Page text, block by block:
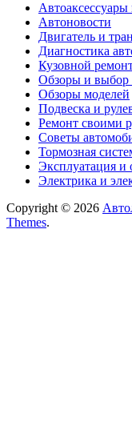
Автоновости
Двигатель и
Диагностика
Кузовной
Обзоры и выбор
Обзоры моделей
Подвеска и
Ремонт своими
Советы
Тормозная
Эксплуатация и
Электрика и
Copyright © 2026
Themes.